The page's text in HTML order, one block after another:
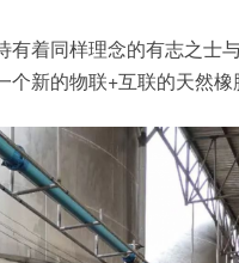
有着同样理念的有志之士
个新的物联+互联的天然橡